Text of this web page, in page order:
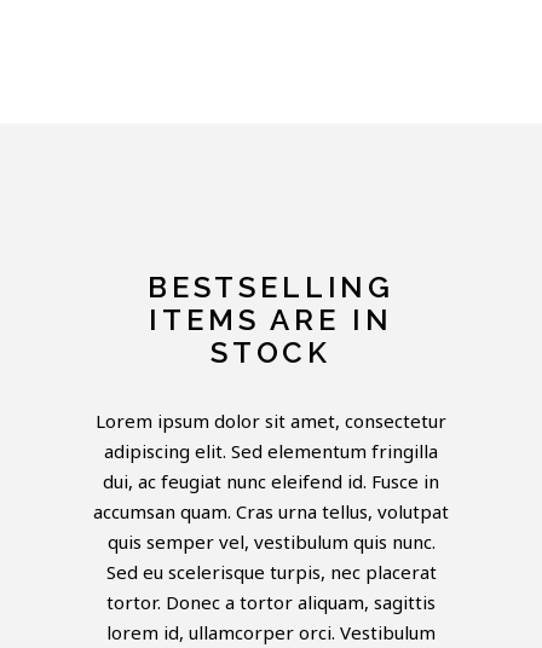
BESTSELLING
ITEMS ARE IN
STOCK
Lorem ipsum dolor sit amet, consectetur
adipiscing elit. Sed elementum fringilla
dui, ac feugiat nunc eleifend id. Fusce in
accumsan quam. Cras urna tellus, volutpat
quis semper vel, vestibulum quis nunc.
Sed eu scelerisque turpis, nec placerat
tortor. Donec a tortor aliquam, sagittis
lorem id, ullamcorper orci. Vestibulum